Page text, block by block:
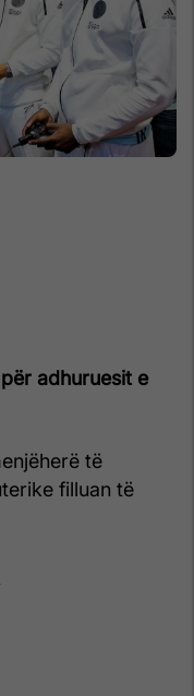
adhuruesit e
të
filluan të